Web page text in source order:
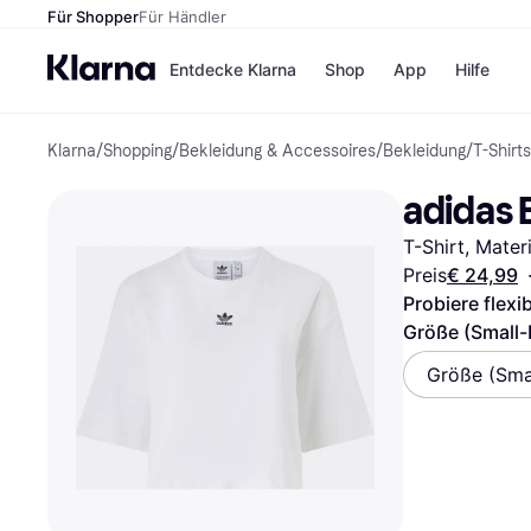
Für ShopperFür Händler
Entdecke Klarna
Zahlungsmethoden
Sofort bezahlen
Bezahle in 3
Teilzahlungen
Bezahle in bis zu 30
Shop
Shops
H&M
Temu
Alle Shops
App Hilfe
Klarna/Shopping/Bekleidung & Accessoires/Bekleidung/T-Shirts
adidas
T-Shirt,
Preis€ 24,99 ·
Probiere
Größe
Größe